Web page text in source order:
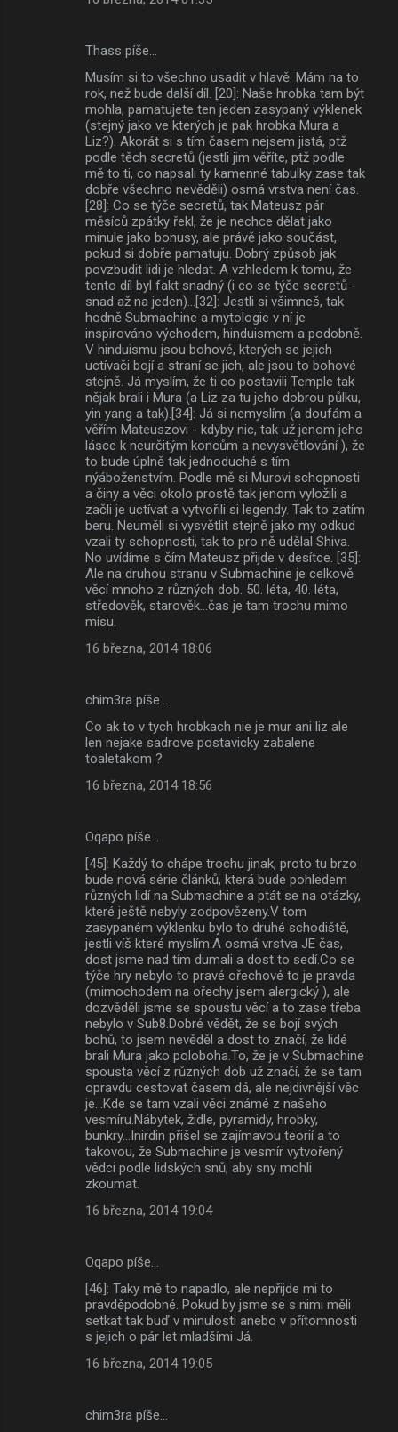
Thass píše…
Musím si to všechno usadit v hlavě. Mám na to
rok, než bude další díl. [20]: Naše hrobka tam být
mohla, pamatujete ten jeden zasypaný výklenek
(stejný jako ve kterých je pak hrobka Mura a
Liz?). Akorát si s tím časem nejsem jistá, ptž
podle těch secretů (jestli jim věříte, ptž podle
mě to ti, co napsali ty kamenné tabulky zase tak
dobře všechno nevěděli) osmá vrstva není čas.
[28]: Co se týče secretů, tak Mateusz pár
měsíců zpátky řekl, že je nechce dělat jako
minule jako bonusy, ale právě jako součást,
pokud si dobře pamatuju. Dobrý způsob jak
povzbudit lidi je hledat. A vzhledem k tomu, že
tento díl byl fakt snadný (i co se týče secretů -
snad až na jeden)...[32]: Jestli si všimneš, tak
hodně Submachine a mytologie v ní je
inspirováno východem, hinduismem a podobně.
V hinduismu jsou bohové, kterých se jejich
uctívači bojí a straní se jich, ale jsou to bohové
stejně. Já myslím, že ti co postavili Temple tak
nějak brali i Mura (a Liz za tu jeho dobrou půlku,
yin yang a tak).[34]: Já si nemyslím (a doufám a
věřím Mateuszovi - kdyby nic, tak už jenom jeho
lásce k neurčitým koncům a nevysvětlování ), že
to bude úplně tak jednoduché s tím
nýáboženstvím. Podle mě si Murovi schopnosti
a činy a věci okolo prostě tak jenom vyložili a
začli je uctívat a vytvořili si legendy. Tak to zatím
beru. Neuměli si vysvětlit stejně jako my odkud
vzali ty schopnosti, tak to pro ně udělal Shiva.
No uvídíme s čím Mateusz přijde v desítce. [35]:
Ale na druhou stranu v Submachine je celkově
věcí mnoho z různých dob. 50. léta, 40. léta,
středověk, starověk...čas je tam trochu mimo
mísu.
16 března, 2014 18:06
chim3ra píše…
Co ak to v tych hrobkach nie je mur ani liz ale
len nejake sadrove postavicky zabalene
toaletakom ?
16 března, 2014 18:56
Oqapo píše…
[45]: Každý to chápe trochu jinak, proto tu brzo
bude nová série článků, která bude pohledem
různých lidí na Submachine a ptát se na otázky,
které ještě nebyly zodpovězeny.V tom
zasypaném výklenku bylo to druhé schodiště,
jestli víš které myslím.A osmá vrstva JE čas,
dost jsme nad tím dumali a dost to sedí.Co se
týče hry nebylo to pravé ořechové to je pravda
(mimochodem na ořechy jsem alergický ), ale
dozvěděli jsme se spoustu věcí a to zase třeba
nebylo v Sub8.Dobré vědět, že se bojí svých
bohů, to jsem nevěděl a dost to značí, že lidé
brali Mura jako poloboha.To, že je v Submachine
spousta věcí z různých dob už značí, že se tam
opravdu cestovat časem dá, ale nejdivnější věc
je...Kde se tam vzali věci známé z našeho
vesmíru.Nábytek, židle, pyramidy, hrobky,
bunkry...Inirdin přišel se zajímavou teorií a to
takovou, že Submachine je vesmír vytvořený
vědci podle lidských snů, aby sny mohli
zkoumat.
16 března, 2014 19:04
Oqapo píše…
[46]: Taky mě to napadlo, ale nepřijde mi to
pravděpodobné. Pokud by jsme se s nimi měli
setkat tak buď v minulosti anebo v přítomnosti
s jejich o pár let mladšími Já.
16 března, 2014 19:05
chim3ra píše…